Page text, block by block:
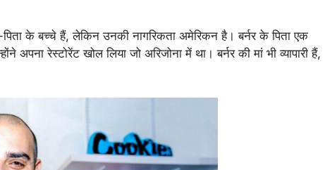
के बच्चे हैं, लेकिन उनकी नागरिकता अमेरिकन है। बर्नर के पिता एक
रेस्टोरेंट खोल लिया जो अरिजोना में था। बर्नर की मां भी व्यापारी हैं,